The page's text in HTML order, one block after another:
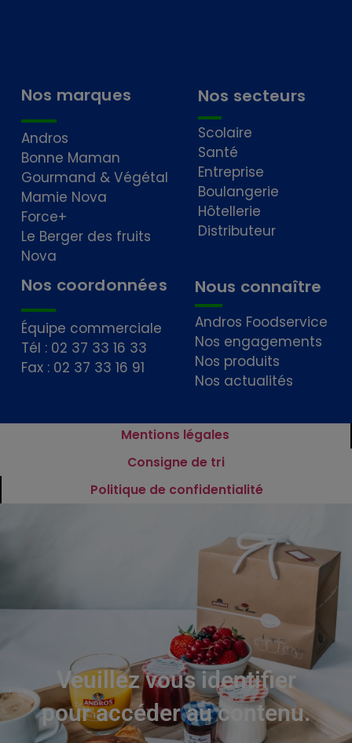
Nos marques
Andros
Bonne Maman
Gourmand & Végétal
Mamie Nova
Force+
Le Berger des fruits
Nova
Nos secteurs
Scolaire
Santé
Entreprise
Boulangerie
Hôtellerie
Distributeur
Nos coordonnées
Équipe commerciale
Tél : 02 37 33 16 33
Fax : 02 37 33 16 91
Nous connaître
Andros Foodservice
Nos engagements
Nos produits
Nos actualités
Mentions légales
Consigne de tri
Politique de confidentialité
Veuillez vous identifier
pour accéder au contenu.